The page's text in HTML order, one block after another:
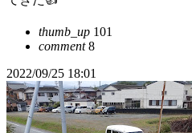
thumb_up 101
comment8
2022/09/25 18:01